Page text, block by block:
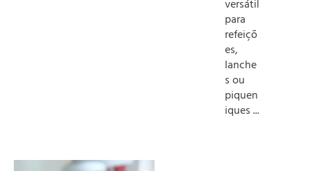
versátil
para
refeiçõ
es,
lanche
s ou
piquen
iques ...